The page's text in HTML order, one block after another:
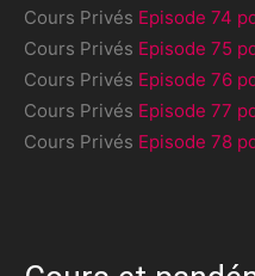
Cours Privés Episode 74
Cours Privés Episode 75
Cours Privés Episode 76
Cours Privés Episode 77
Cours Privés Episode 78